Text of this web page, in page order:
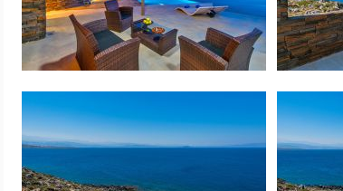
haben eine schöne Woche in der Villa
Kyma ohne jede Beanstandung
verbracht."
Austria